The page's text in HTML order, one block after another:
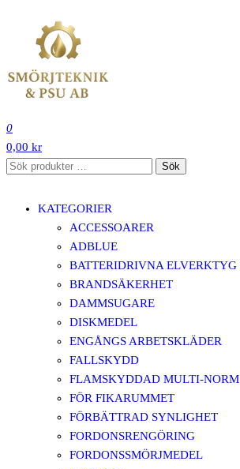
innehåll
0
0,00 kr
Sök
Sök
KATEGORIER
ACCESSOARER
ADBLUE
BATTERIDRIVNA ELVERKTYG
BRANDSÄKERHET
DAMMSUGARE
DISKMEDEL
ENGÅNGS ARBETSKLÄDER
FALLSKYDD
FLAMSKYDDAD MULTI-NORM
FÖR FIKARUMMET
FÖRBÄTTRAD SYNLIGHET
FORDONSRENGÖRING
FORDONSSMÖRJMEDEL